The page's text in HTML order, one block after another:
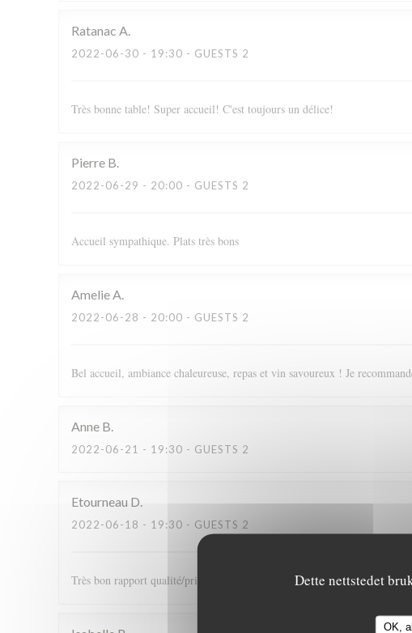
Dette nettstedet
OK,
Ratanac A
2022-06-30 - 19:30 - GUESTS 2
Très bonne table! Super accueil! C'est toujours un délice!
Pierre B
2022-06-29 - 20:00 - GUESTS 2
Accueil sympathique. Plats très bons
AmelieA
2022-06-28 - 20:00 - GUESTS 2
Bel accueil, ambiance chaleureuse, repas et vin savoureux ! Je
Anne B
2022-06-21 - 19:30 - GUESTS 2
Etourneau D
2022-06-18 - 19:30 - GUESTS 2
Très bon rapport qualité/prix. Plats excellents et très bon accueil. Je